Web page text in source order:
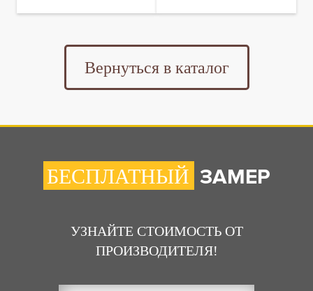
Вернуться в каталог
БЕСПЛАТНЫЙ ЗАМЕР
УЗНАЙТЕ СТОИМОСТЬ ОТ
ПРОИЗВОДИТЕЛЯ!